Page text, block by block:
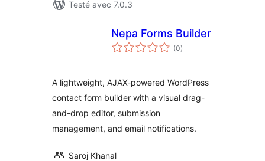
Testé avec 7.0.3
Nepa Forms Builder
(0notes
en
)
A lightweight, AJAX-powered WordPress
contact form builder with a visual drag-
and-drop editor, submission
management, and email notifications.
Saroj Khanal